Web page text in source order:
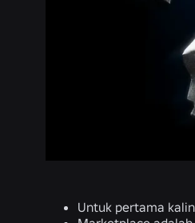
Untuk pertama